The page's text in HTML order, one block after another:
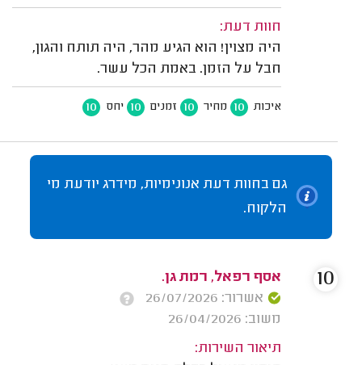
חוות דעת:
היה מצוין! הוא הגיע מהר, היה תותח והגון,
חבל על הזמן. באמת הכל עשר.
איכות 10 מחיר 10 זמנים 10 יחס 10
גם בחוות דעת אנונימיות, מידרג יודעת מי
הלקוח.
אסף רפאל, רמת גן.
אשרור: 26/07/2026
משוב: 26/04/2026
תיאור השירות:
10